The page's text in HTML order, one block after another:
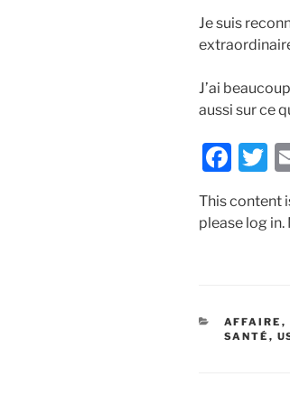
Je suis
J’ai
aussi sur ce
F
c
o
T
w
This content
please log
AFFAIRE ,
SANTÉ ,